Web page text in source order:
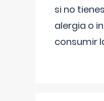
si no
alergia o
consumir